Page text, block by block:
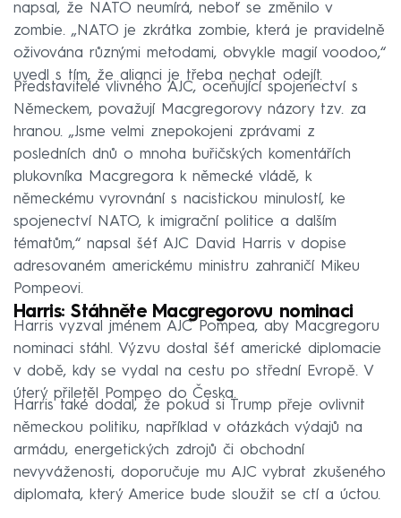
napsal, že NATO neumírá, neboť se změnilo v
zombie. „NATO je zkrátka zombie, která je pravidelně
oživována různými metodami, obvykle magií voodoo,“
uvedl s tím, že alianci je třeba nechat odejít.
Představitelé vlivného AJC, oceňující spojenectví s
Německem, považují Macgregorovy názory tzv. za
hranou. „Jsme velmi znepokojeni zprávami z
posledních dnů o mnoha buřičských komentářích
plukovníka Macgregora k německé vládě, k
německému vyrovnání s nacistickou minulostí, ke
spojenectví NATO, k imigrační politice a dalším
tématům,“ napsal šéf AJC David Harris v dopise
adresovaném americkému ministru zahraničí Mikeu
Pompeovi.
Harris: Stáhněte Macgregorovu nominaci
Harris vyzval jménem AJC Pompea, aby Macgregoru
nominaci stáhl. Výzvu dostal šéf americké diplomacie
v době, kdy se vydal na cestu po střední Evropě. V
úterý přiletěl Pompeo do Česka.
Harris také dodal, že pokud si Trump přeje ovlivnit
německou politiku, například v otázkách výdajů na
armádu, energetických zdrojů či obchodní
nevyváženosti, doporučuje mu AJC vybrat zkušeného
diplomata, který Americe bude sloužit se ctí a úctou.